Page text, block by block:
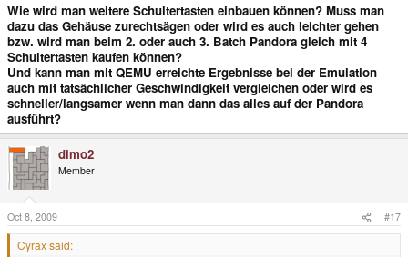
Wie wird man weitere Schultertasten einbauen können? Muss man
dazu das Gehäuse zurechtsägen oder wird es auch leichter gehen
bzw. wird man beim 2. oder auch 3. Batch Pandora gleich mit 4
Schultertasten kaufen können?
Und kann man mit QEMU erreichte Ergebnisse bei der Emulation
auch mit tatsächlicher Geschwindigkeit vergleichen oder wird es
schneller/langsamer wenn man dann das alles auf der Pandora
ausführt?
dimo2
Member
Oct 8, 2009 #17
Cyrax said: